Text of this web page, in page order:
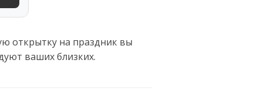
открытку на праздник вы
ваших близких.